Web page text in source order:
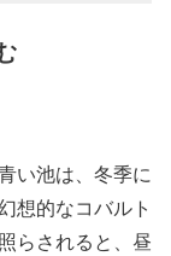
い池は、冬季に
想的なコバルト
らされると、昼